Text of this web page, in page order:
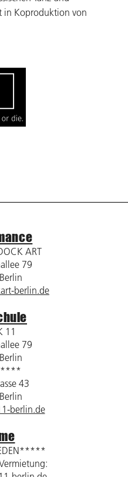
in Koproduktion von
ART
79
berlin.de
11
79
43
berlin.de